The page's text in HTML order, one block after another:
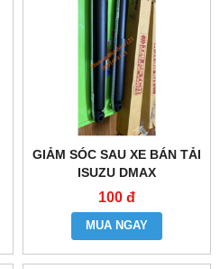
GIẢM SÓC SAU XE BÁN TẢI
ISUZU DMAX
100 đ
MUA NGAY